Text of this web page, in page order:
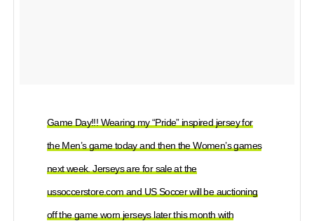
Game Day!!! Wearing my “Pride” inspired jersey for
the Men’s game today and then the Women’s games
next week. Jerseys are for sale at the
ussoccerstore.com and US Soccer will be auctioning
off the game worn jerseys later this month with